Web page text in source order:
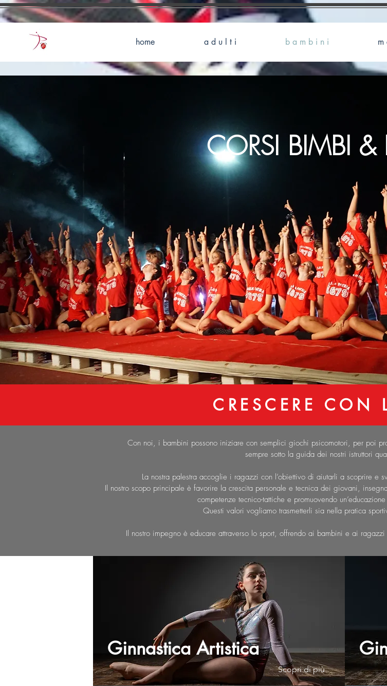
home a d u l t i b a m b i n i m
CORSI BIMBI &
CRESCERE CON
Con noi, i bambini possono iniziare con semplici giochi psicomotori, per poi
sempre sotto la guida dei nostri istruttori
La nostra palestra accoglie i ragazzi con l’obiettivo di aiutarli a scoprire e
Il nostro scopo principale è favorire la crescita personale e tecnica dei giovani,
competenze tecnico-tattiche e promuovendo
Questi valori vogliamo trasmetterli sia nella pratica
Il nostro impegno è educare attraverso lo sport, offrendo ai bambini e ai
Ginnastica Artistica
Scopri di più